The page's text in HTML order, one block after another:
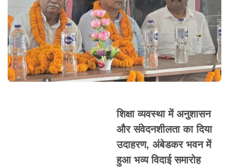
शिक्षा व्यवस्था में अनुशासन
और संवेदनशीलता का दिया
उदाहरण, अंबेडकर भवन में
हुआ भव्य विदाई समारोह